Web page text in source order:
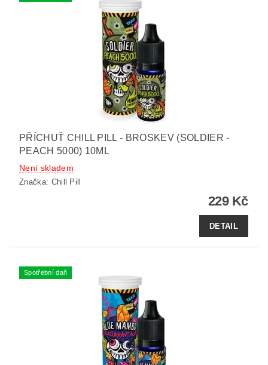
PŘÍCHUŤ CHILL PILL - BROSKEV (SOLDIER -
PEACH 5000) 10ML
Není skladem
Značka: Chill Pill
229 Kč
DETAIL
Spotřební daň